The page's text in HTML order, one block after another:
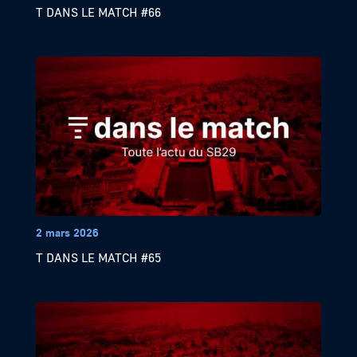
T DANS LE MATCH #66
2 mars 2026
T DANS LE MATCH #65